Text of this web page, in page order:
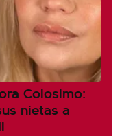
Colosimo:
nietas a